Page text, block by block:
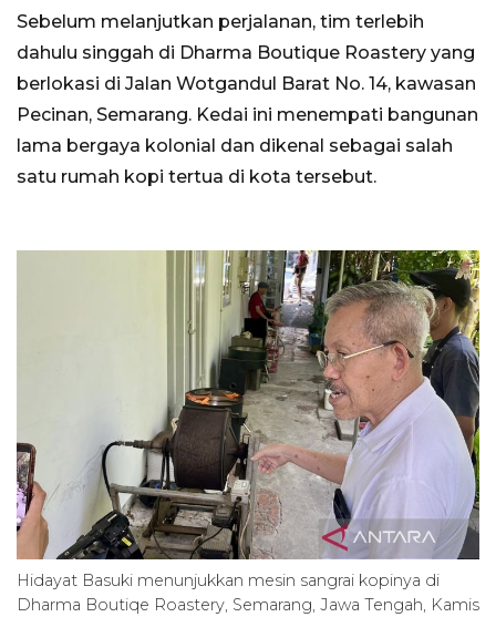
Sebelum melanjutkan perjalanan, tim terlebih
dahulu singgah di Dharma Boutique Roastery yang
berlokasi di Jalan Wotgandul Barat No. 14, kawasan
Pecinan, Semarang. Kedai ini menempati bangunan
lama bergaya kolonial dan dikenal sebagai salah
satu rumah kopi tertua di kota tersebut.
Hidayat Basuki menunjukkan mesin sangrai kopinya di
Dharma Boutiqe Roastery, Semarang, Jawa Tengah, Kamis